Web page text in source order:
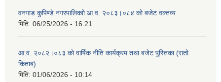
वनगाड कुपिण्डे नगरपालिकाो आ.व. २०८३।०८४ को बजेट वक्तव्य
मिति: 06/25/2026 - 16:21
आ.व. २०८२।०८३ को वार्षिक नीति कार्यक्रम तथा बजेट पुस्तिका (रातो
किताब)
मिति: 01/06/2026 - 10:14